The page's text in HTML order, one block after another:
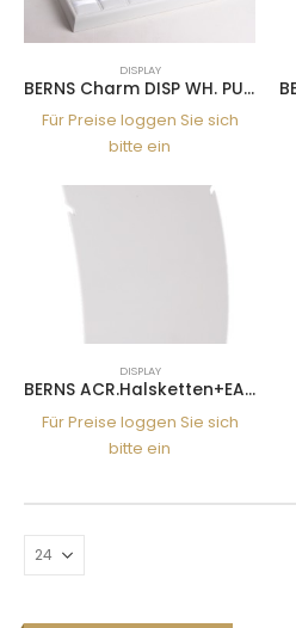
DISPLAY
BERNS Charm DISP WH. PU FOR 36
Für Preise loggen Sie sich
bitte ein
DISPLAY
BERNS ACR.Halsketten+EARRING HOLDER 220*140*70MM
Für Preise loggen Sie sich
bitte ein